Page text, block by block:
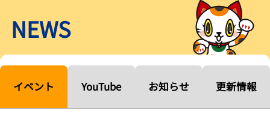
【ルーキーシリーズ第15戦】塚越海斗「伸びを生かす方向で」4カド
から攻める／とこなめボートレース
【常滑ボート・ルーキーＳ】宮崎心之介 うれしいデビュー初優勝
「このままＡ１になれるように」
2026年08月04日
NEWS
イベント YouTube お知らせ 更新情報